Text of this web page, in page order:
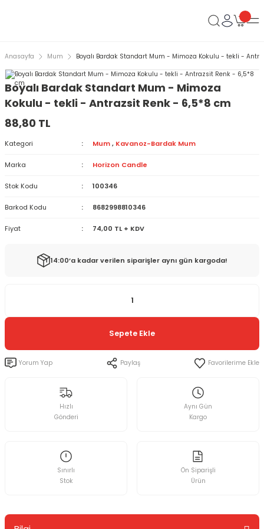
Anasayfa Mum Boyalı Bardak Standart Mum - Mimoza Kokulu - tekli -
Boyalı Bardak Standart Mum - Mimoza
Kokulu - tekli - Antrazsit Renk - 6,5*8 cm
88,80 TL
Kategori Mum , Kavanoz-Bardak Mum
Marka Horizon Candle
Stok Kodu 100346
Barkod Kodu 8682998810346
Fiyat 74,00 TL + KDV
14:00’a kadar verilen siparişler aynı gün kargoda!
Sepete Ekle
Yorum Yap Paylaş
Hızlı
Gönderi
Aynı Gün
Kargo
Sınırlı
Stok
Ön Siparişli
Ürün